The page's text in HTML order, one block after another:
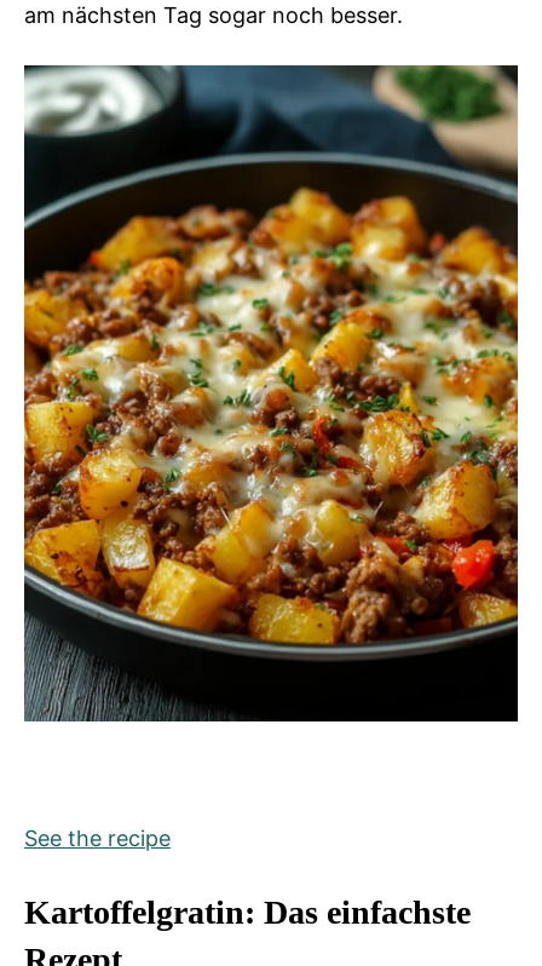
am nächsten Tag sogar noch besser.
See the recipe
Kartoffelgratin: Das einfachste